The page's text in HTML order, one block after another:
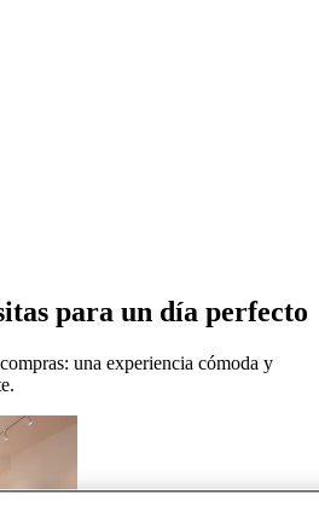
para un día perfecto
una experiencia cómoda y